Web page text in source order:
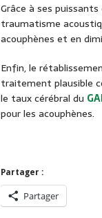
Grâce à ses
traumatisme
acouphènes et en
Enfin, le
traitement plausible
le taux cérébral du
pour les acouphènes.
Partager :
Partager